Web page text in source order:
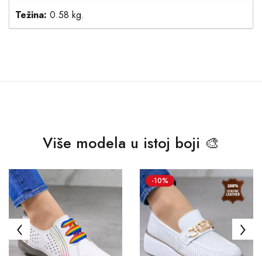
Težina: 0.58 kg.
Više modela u istoj boji 🎨
-10%